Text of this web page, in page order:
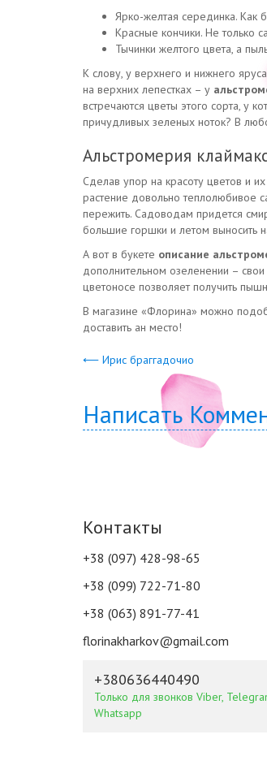
Ярко-желтая серединка. Как
Красные кончики. Не только
Тычинки желтого цвета, а
К слову, у верхнего и нижнего
на верхних лепестках – у
встречаются цветы этого сорта, у
причудливых зеленых ноток? В
Альстромерия
Сделав упор на красоту цветов и
растение довольно теплолюбивое
пережить. Садоводам придется
большие горшки и летом выносить
А вот в букете описание
дополнительном озеленении –
цветоносе позволяет получить
В магазине «Флорина» можно
доставить ан место!
⟵ Ирис браггадочио
Написать
Контакты
+38 (097) 428-98-65
+38 (099) 722-71-80
+38 (063) 891-77-41
florinakharkov@gmail.com
+380636440490
Только для звонков Viber,
Whatsapp